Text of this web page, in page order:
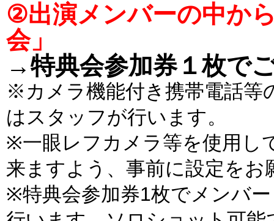
②出演メンバーの中か
会」
→特典会参加券１枚で
※カメラ機能付き携帯電話等
はスタッフが行います。
※一眼レフカメラ等を使用し
来ますよう、事前に設定をお
※特典会参加券1枚でメンバ